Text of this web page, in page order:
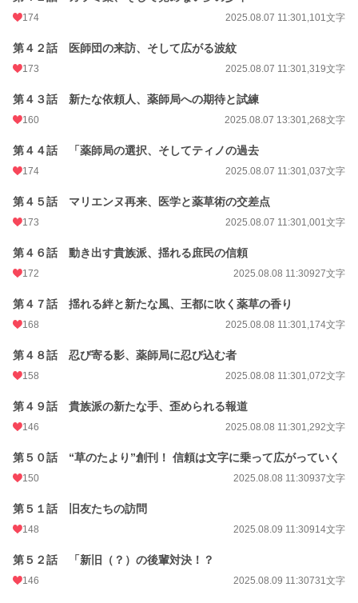
174 2025.08.07 11:301,101文字
第４２話 医師団の来訪、そして広がる波紋
173 2025.08.07 11:301,319文字
第４３話 新たな依頼人、薬師局への期待と試練
160 2025.08.07 13:301,268文字
第４４話 「薬師局の選択、そしてティノの過去
174 2025.08.07 11:301,037文字
第４５話 マリエンヌ再来、医学と薬草術の交差点
173 2025.08.07 11:301,001文字
第４６話 動き出す貴族派、揺れる庶民の信頼
172 2025.08.08 11:30927文字
第４７話 揺れる絆と新たな風、王都に吹く薬草の香り
168 2025.08.08 11:301,174文字
第４８話 忍び寄る影、薬師局に忍び込む者
158 2025.08.08 11:301,072文字
第４９話 貴族派の新たな手、歪められる報道
146 2025.08.08 11:301,292文字
第５０話 “草のたより”創刊！ 信頼は文字に乗って広がっていく
150 2025.08.08 11:30937文字
第５１話 旧友たちの訪問
148 2025.08.09 11:30914文字
第５２話 「新旧（？）の後輩対決！？
146 2025.08.09 11:30731文字